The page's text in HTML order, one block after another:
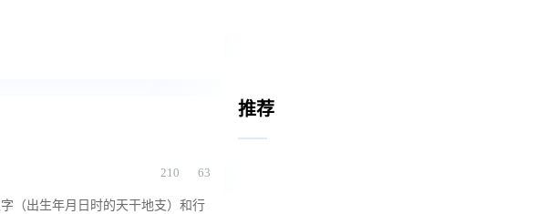
210 63
（出生年月日时的天干地支）和行
推荐